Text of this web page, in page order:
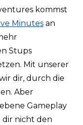
kommst
Minutesan
Stups
Mit unserer
dir, durch die
Aber
Gameplay
dir nicht den